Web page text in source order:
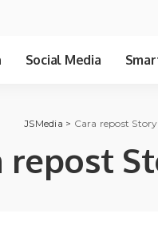
Social Media
JSMedia > Cara repost
repost